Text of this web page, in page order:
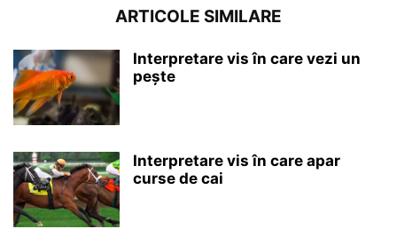
ARTICOLE SIMILARE
Interpretare vis în care vezi un
pește
Interpretare vis în care apar
curse de cai